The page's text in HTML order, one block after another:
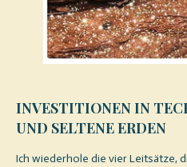
INVESTITIONEN IN
UND SELTENE ERDEN
Ich wiederhole die vier Leitsätze,